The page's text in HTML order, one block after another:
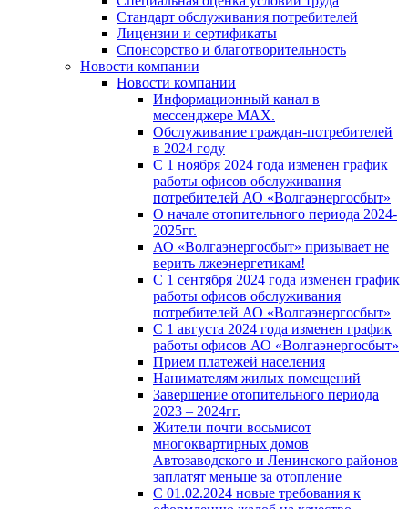
Стандарт обслуживания потребителей
Лицензии и сертификаты
Спонсорство и благотворительность
Новости компании
Новости компании
Информационный канал в
мессенджере MAX.
Обслуживание граждан-потребителей
в 2024 году
С 1 ноября 2024 года изменен график
работы офисов обслуживания
потребителей АО «Волгаэнергосбыт»
О начале отопительного периода 2024-
2025гг.
АО «Волгаэнергосбыт» призывает не
верить лжеэнергетикам!
С 1 сентября 2024 года изменен график
работы офисов обслуживания
потребителей АО «Волгаэнергосбыт»
С 1 августа 2024 года изменен график
работы офисов АО «Волгаэнергосбыт»
Прием платежей населения
Нанимателям жилых помещений
Завершение отопительного периода
2023 – 2024гг.
Жители почти восьмисот
многоквартирных домов
Автозаводского и Ленинского районов
заплатят меньше за отопление
С 01.02.2024 новые требования к